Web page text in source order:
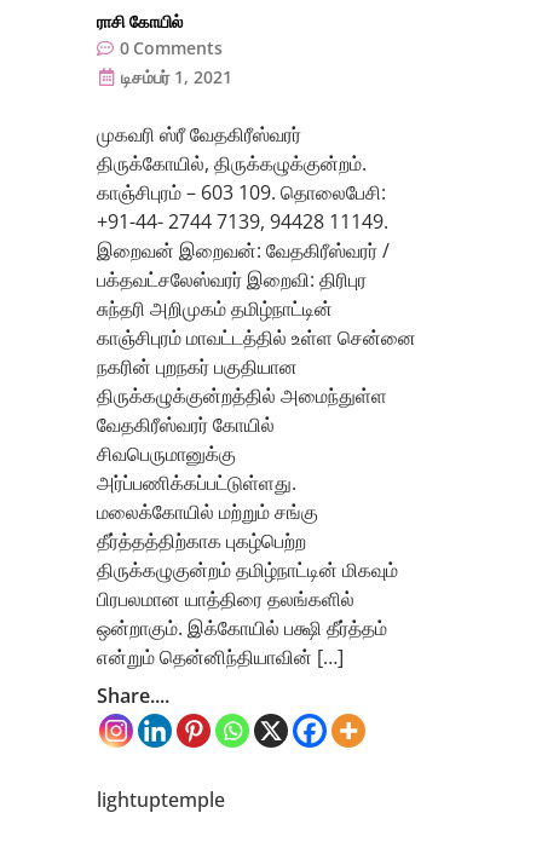
ராசி கோயில்
0 Comments
டிசம்பர் 1, 2021
முகவரி ஸ்ரீ வேதகிரீஸ்வரர்
திருக்கோயில், திருக்கழுக்குன்றம்.
காஞ்சிபுரம் – 603 109. தொலைபேசி:
+91-44- 2744 7139, 94428 11149.
இறைவன் இறைவன்: வேதகிரீஸ்வரர் /
பக்தவட்சலேஸ்வரர் இறைவி: திரிபுர
சுந்தரி அறிமுகம் தமிழ்நாட்டின்
காஞ்சிபுரம் மாவட்டத்தில் உள்ள சென்னை
நகரின் புறநகர் பகுதியான
திருக்கழுக்குன்றத்தில் அமைந்துள்ள
வேதகிரீஸ்வரர் கோயில்
சிவபெருமானுக்கு
அர்ப்பணிக்கப்பட்டுள்ளது.
மலைக்கோயில் மற்றும் சங்கு
தீர்த்தத்திற்காக புகழ்பெற்ற
திருக்கழுகுன்றம் தமிழ்நாட்டின் மிகவும்
பிரபலமான யாத்திரை தலங்களில்
ஒன்றாகும். இக்கோயில் பக்ஷி தீர்த்தம்
என்றும் தென்னிந்தியாவின் […]
Share....
lightuptemple